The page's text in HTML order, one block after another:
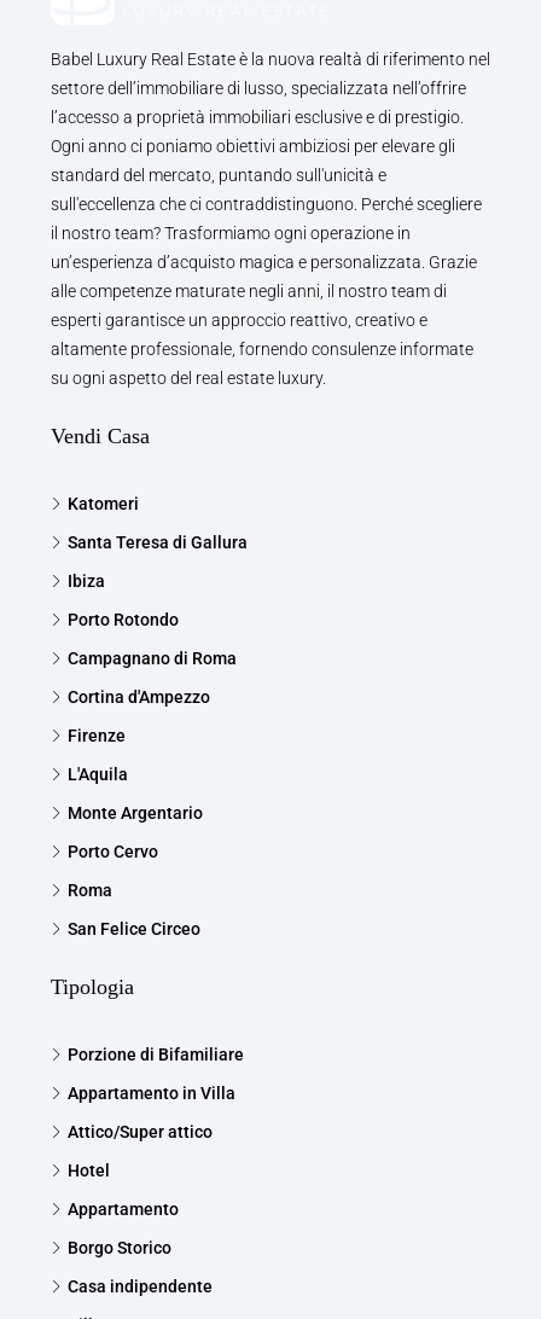
Babel Luxury Real Estate è la nuova realtà di riferimento nel
settore dell’immobiliare di lusso, specializzata nell’offrire
l’accesso a proprietà immobiliari esclusive e di prestigio.
Ogni anno ci poniamo obiettivi ambiziosi per elevare gli
standard del mercato, puntando sull'unicità e
sull'eccellenza che ci contraddistinguono. Perché scegliere
il nostro team? Trasformiamo ogni operazione in
un’esperienza d’acquisto magica e personalizzata. Grazie
alle competenze maturate negli anni, il nostro team di
esperti garantisce un approccio reattivo, creativo e
altamente professionale, fornendo consulenze informate
su ogni aspetto del real estate luxury.
Vendi Casa
Katomeri
Santa Teresa di Gallura
Ibiza
Porto Rotondo
Campagnano di Roma
Cortina d'Ampezzo
Firenze
L'Aquila
Monte Argentario
Porto Cervo
Roma
San Felice Circeo
Tipologia
Porzione di Bifamiliare
Appartamento in Villa
Attico/Super attico
Hotel
Appartamento
Borgo Storico
Casa indipendente